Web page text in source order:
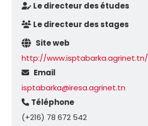
Le directeur des études
Le directeur des stages
Site web
http://www.isptabarka.agrinet.tn/
Email
isptabarka@iresa.agrinet.tn
Téléphone
(+216) 78 672 542